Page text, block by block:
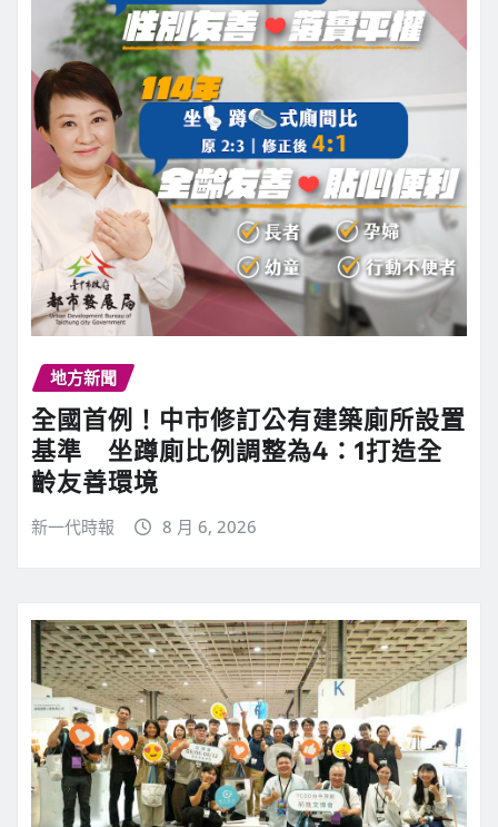
地方新聞
全國首例！中市修訂公有建築廁所設置
基準 坐蹲廁比例調整為4：1打造全
齡友善環境
新一代時報 8 月 6, 2026